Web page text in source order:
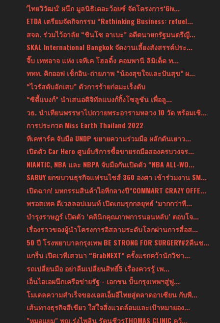
'ไทยวิวัฒน์' ผนึก มูลนิธิเดอะว้อยซ์ จัดโครงการ‘Giv...
ETDA เตรียมจัดกิจกรรม “Rethinking Business: refuel...
สจล. ร่วมไว้อาลัย “ชินโซ อาเบะ” อดีตนายกรัฐมนตรีญี...
SKAL International Bangkok จัดงานเลี้ยงสังสรรค์ประ...
จี๊บ เทพอาจ แห่ง เจทีเค โฮลดิ้ง คอมพานี ลิมิเต็ด ท...
ททท. คิกออฟ เช็กอิน-ถ่ายภาพ “น้องสุขใจและปันสุข” ผ...
“ไวรัสตับอักเสบ” ตัวการร้ายก่อมะเร็งตับ
“ซิตี้แบงก์” นำเสนอดิจิทัลแบงก์กิ้งโซลูชัน เพื่อลู...
วธ. นำเทียนพรรษาไปถวายพระอารามหลวง 10 วัด พร้อมเชิ...
การประกวด Miss Earth Thailand 2022
ทีเคพาร์ค จับมือ UNDP ขยายความร่วมมือ ผลักดันเยาว...
เปิดตัว Car Hero ศูนย์บริการซื้อขายรถมือสองครบวงจร...
NIANTIC, NBA และ NBPA จับมือกันเปิดตัว “NBA ALL-WO...
SABUY ยกขบวนธุรกิจแฟรนไชส์ 360 องศา เข้าร่วมงาน SM...
เปิดฉาก! มหกรรมสินค้าไอทีกลางปี“COMMART CRAZY OFFE...
พรอสเพค ดีเวลลอปเมนท์ เปิดเกมรุกกลยุทธ์ ‘มากกว่าพื...
บำรุงราษฎร์ เปิดตัว ‘คลินิกคุณภาพการนอนหลับ’ ตอบโจ...
เรื่องราวของผู้นำโครงการอิสลามระดับโลกผ่านการสื่อส...
50 ปี โรงพยาบาลกรุงเทพ BE STRONG FOR SURGERY#2คืนช...
แกร็บ เปิดเวทีเสวนา “GrabNEXT” ครั้งแรกคว้านักวิชา...
รถเปลี่ยนมือ อย่าลืมเปลี่ยนสิทธิ์5 เรื่องควรรู้ เพ...
เอ็นไอเอผนึกเครือข่ายรัฐ - เอกชน ปั้นกรุงเทพฯสู่ฟู...
โมเดลความสำเร็จของเอสเอ็มอีไทยสู่ตลาดอาเซียน กับพี...
เส้นทางธุรกิจสีเขียว ใส่ใจสิ่งแวดล้อมและเป้าหมายอง...
"หมอแยม" พญ.รุ่งไพลิน รัตนชีวรTHOMAS CLINIC คว้...